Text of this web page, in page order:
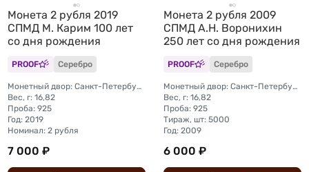
Монета 2 рубля 2019
СПМД М. Карим 100 лет
со дня рождения
PROOF Серебро
Монетный двор: Санкт-Петербургский (СПМД)
Вес, г: 16,82
Проба: 925
Год: 2019
Номинал: 2 рубля
7 000 ₽
Монета 2 рубля 2009
СПМД А.Н. Воронихин
250 лет со дня рождения
PROOF Серебро
Монетный двор: Санкт-Петербургский (СПМД)
Вес, г: 16,82
Проба: 925
Тираж, шт: 5000
Год: 2009
6 000 ₽